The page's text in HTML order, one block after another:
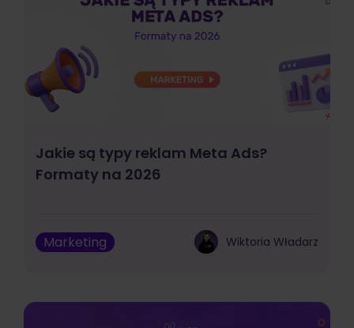
Jakie są typy reklam Meta Ads?
Formaty na 2026
Marketing Wiktoria Władarz